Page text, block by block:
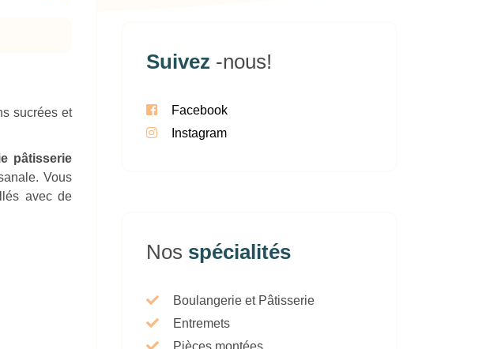
sucrées et
pâtisserie
Vous
avec de
Suivez -nous!
Facebook
Instagram
Nos spécialités
Boulangerie et Pâtisserie
Entremets
Pièces montées